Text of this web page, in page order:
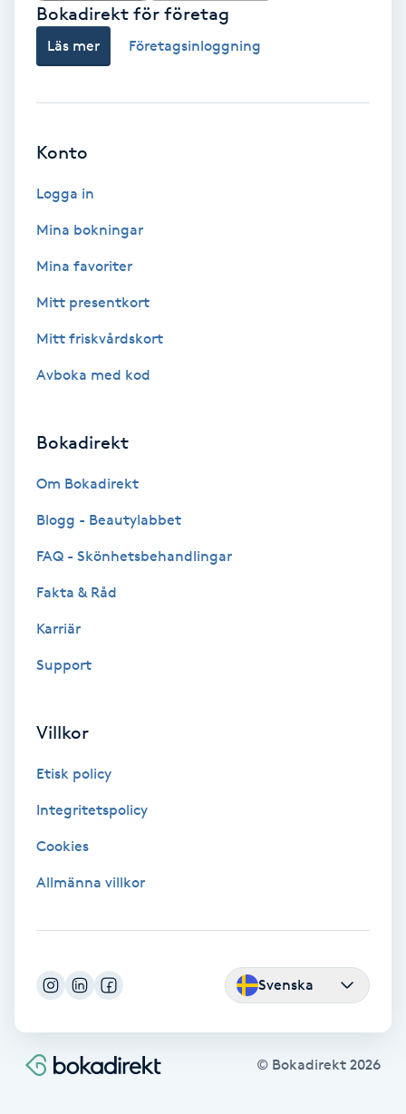
Fotvård
Fransförlängning
Fransförlängning Megavolym
Fransk manikyr
Frekvensterapi
Friskvård
Frisör
Färgning
Föning
Gel naglar
Gravidmassage
Bokadirekt för företag
Läs mer Företagsinloggning
Konto
Logga in
Mina bokningar
Mina favoriter
Mitt presentkort
Mitt friskvårdskort
Avboka med kod
Bokadirekt
Om Bokadirekt
Blogg - Beautylabbet
FAQ - Skönhetsbehandlingar
Fakta & Råd
Karriär
Support
Villkor
Etisk policy
Integritetspolicy
Cookies
Allmänna villkor
Svenska
© Bokadirekt 2026